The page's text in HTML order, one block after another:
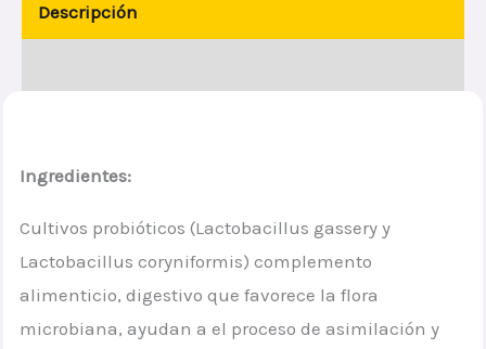
Descripción
Ingredientes:
Cultivos probióticos (Lactobacillus gassery y
Lactobacillus coryniformis) complemento
alimenticio, digestivo que favorece la flora
microbiana, ayudan a el proceso de asimilación y